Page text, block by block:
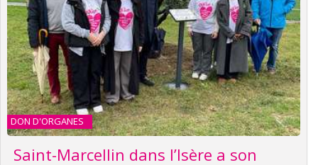
DON D'ORGANES
Saint-Marcellin dans l’Isère a son